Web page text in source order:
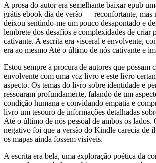
A prosa do autor era semelhante baixar epub
grátis ebook dia de verão — reconfortante, mas
deixou sentindo-me um pouco desapontado e
lembrete dos desafios e complexidades de criar
cativante. A escrita era visceral e envolvente,
era ao mesmo Até o último de nós cativante e
Estou sempre à procura de autores que possam
envolvente com uma voz livro e este livro
aspecto. Os temas do livro sobre identidade e
ressoaram profundamente, falando de um
condição humana e convidando empatia e
livro um tesouro de informações detalhadas
Até o último de nós pessoal de ambos os lados.
negativo foi que a versão do Kindle carecia de
os mapas ainda fossem visíveis.
A escrita era bela, uma exploração poética da